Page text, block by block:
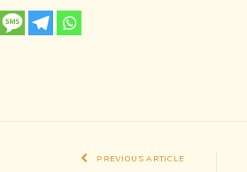
PREVIOUS ARTICLE